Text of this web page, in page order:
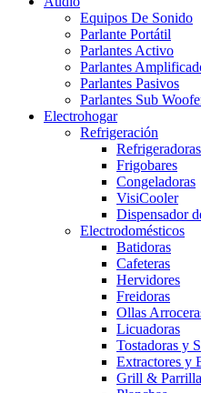
Equipos De Sonido
Parlante Portátil
Parlantes Activo
Parlantes
Parlantes Pasivos
Parlantes Sub
Electrohogar
Refrigeración
Refrigeradoras
Frigobares
Congeladoras
VisiCooler
Dispensador
Electrodomésticos
Batidoras
Cafeteras
Hervidores
Freidoras
Ollas
Licuadoras
Tostadoras y
Extractores y
Grill &